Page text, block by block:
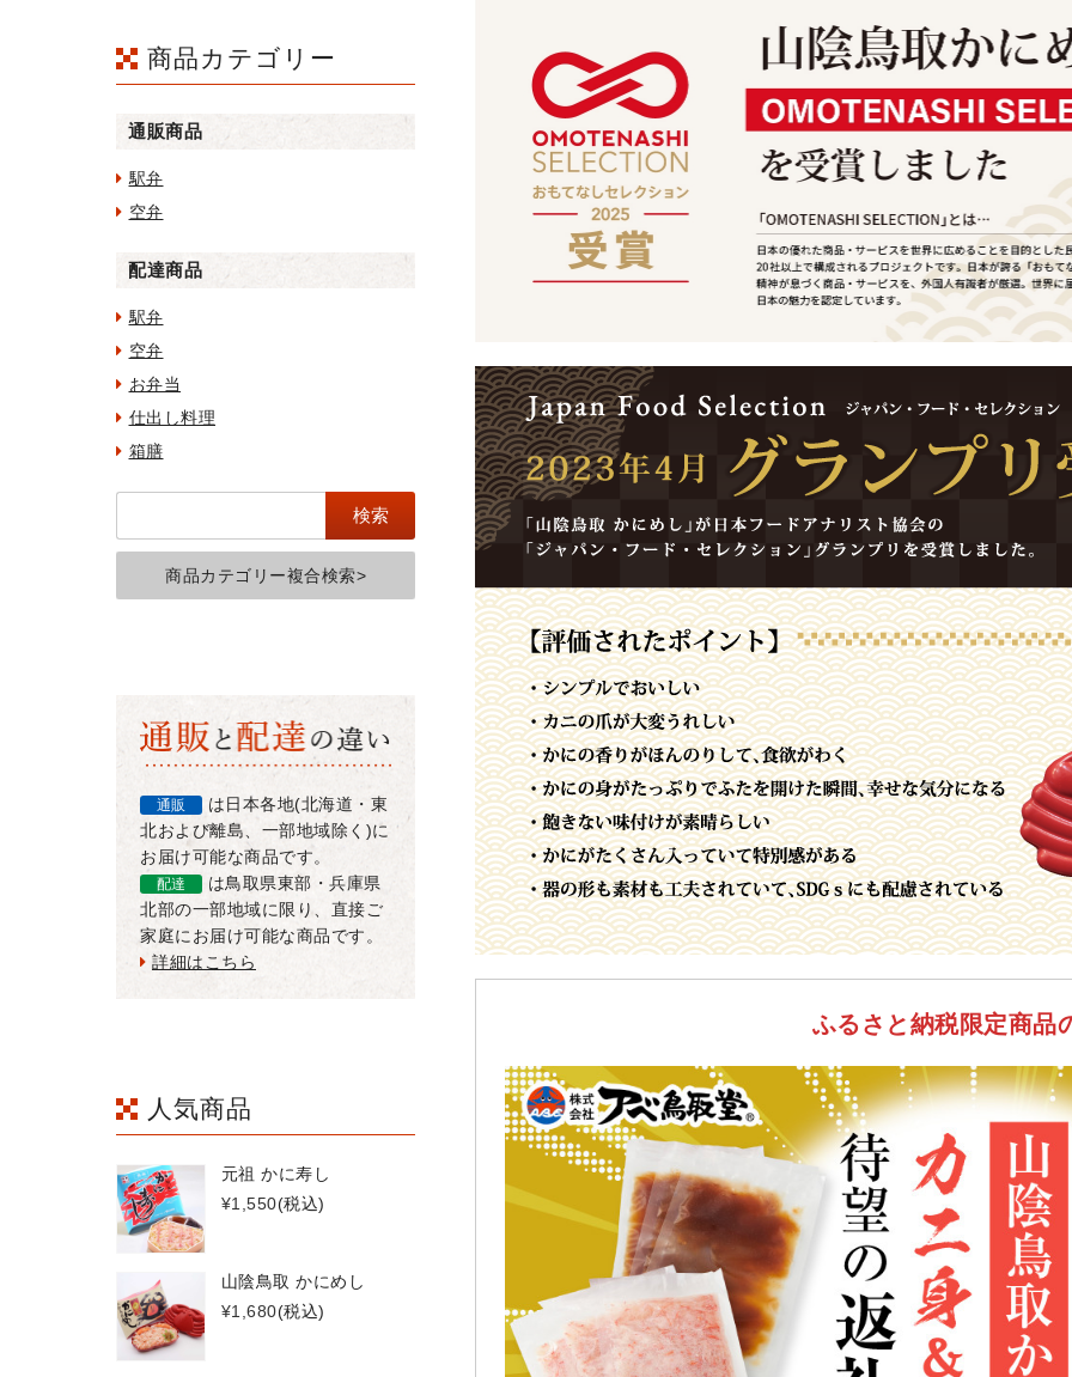
ふるさと納税限定商品
商品カテゴリー
通販商品
駅弁
空弁
配達商品
駅弁
空弁
お弁当
仕出し料理
箱膳
商品カテゴリー複合検索>
通販
は日本各地(北海道・東
北および離島、一部地域除く)に
お届け可能な商品です。
配達
は鳥取県東部・兵庫県
北部の一部地域に限り、直接ご
家庭にお届け可能な商品です。
詳細はこちら
人気商品
元祖 かに寿し
¥1,550(税込)
山陰鳥取 かにめし
¥1,680(税込)